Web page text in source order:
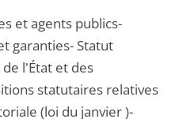
et agents publics-
garanties- Statut
l'État et des
statutaires relatives
(loi du janvier )-